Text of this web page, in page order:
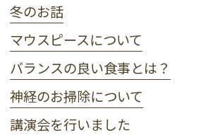
冬のお話
マウスピースについて
バランスの良い食事とは？
神経のお掃除について
講演会を行いました